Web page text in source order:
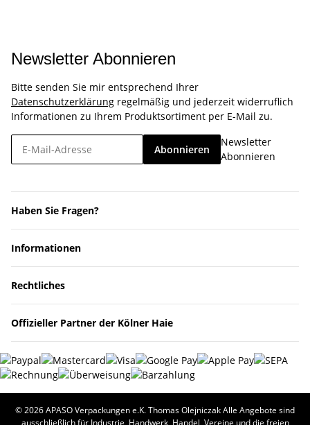
Newsletter Abonnieren
Bitte senden Sie mir entsprechend Ihrer
Datenschutzerklärung regelmäßig und jederzeit widerruflich
Informationen zu Ihrem Produktsortiment per E-Mail zu.
Abonnieren
Newsletter
Abonnieren
Haben Sie Fragen?
Informationen
Rechtliches
Offizieller Partner der Kölner Haie
© 2026 APASO Verpackungen e.K. Thomas Olejniczak Alle Angebote sind